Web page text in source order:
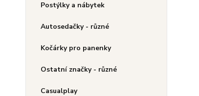
Postýlky a nábytek
Autosedačky - různé
Kočárky pro panenky
Ostatní značky - různé
Casualplay